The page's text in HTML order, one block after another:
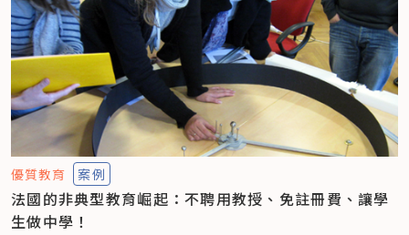
優質教育 案例
法國的非典型教育崛起：不聘用教授、免註冊費、讓學
生做中學！